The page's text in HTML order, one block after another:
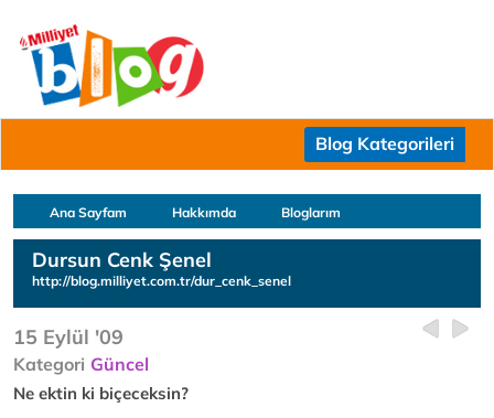
Blog Kategorileri
Ana Sayfam Hakkımda Bloglarım
Dursun Cenk Şenel
http://blog.milliyet.com.tr/dur_cenk_senel
15 Eylül '09
Kategori Güncel
Ne ektin ki biçeceksin?